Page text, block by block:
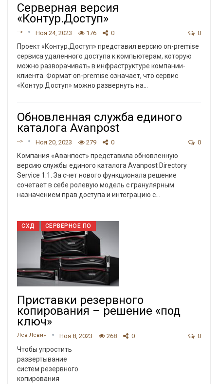
Серверная версия
«Контур.Доступ»
--> Ноя 24, 2023 176 0 0
Проект «Контур.Доступ» представил версию on-premise
сервиса удаленного доступа к компьютерам, которую
можно разворачивать в инфраструктуре компании-
клиента. Формат on-premise означает, что сервис
«Контур.Доступ» можно развернуть на
Обновленная служба единого
каталога Avanpost
--> Ноя 20, 2023 279 0 0
Компания «Аванпост» представила обновленную
версию службы единого каталога Avanpost Directory
Service 1.1. За счет нового функционала решение
сочетает в себе ролевую модель с гранулярным
назначением прав доступа и интеграцию с
СХД СЕРВЕРНОЕ ПО
Приставки резервного
копирования – решение «под
ключ»
Лев Левин Ноя 8, 2023 268 0 0
Чтобы упростить
развертывание
систем резервного
копирования